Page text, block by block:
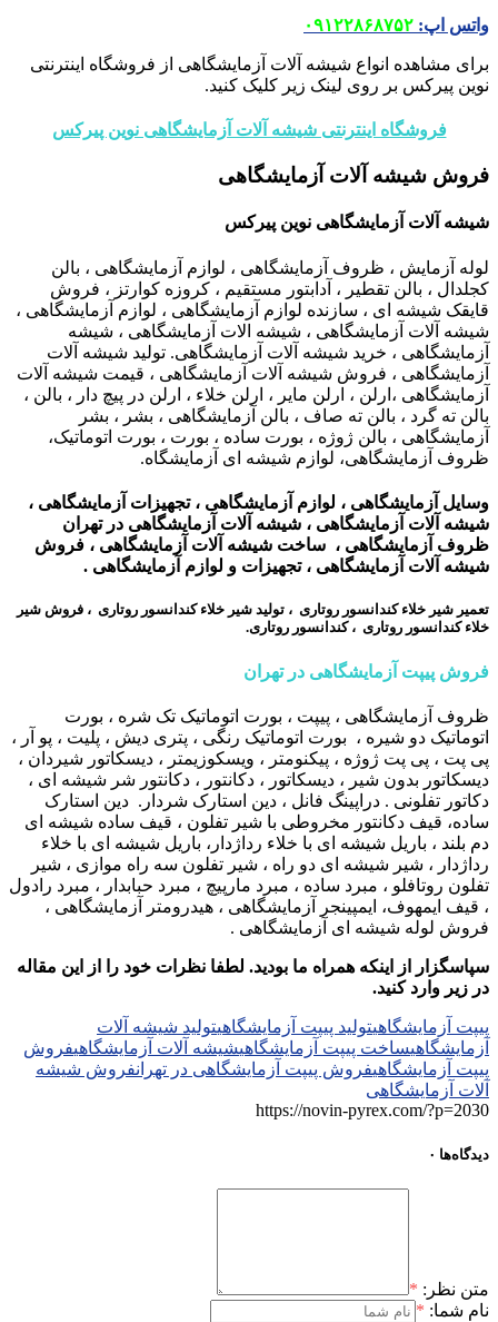
واتس اپ: ۰۹۱۲۲۸۶۸۷۵۲
برای مشاهده انواع شیشه آلات آزمایشگاهی از فروشگاه اینترنتی
نوین پیرکس بر روی لینک زیر کلیک کنید.
فروشگاه اینترنتی شیشه آلات آزمایشگاهی نوین پیرکس
فروش شیشه آلات آزمایشگاهی
شیشه آلات آزمایشگاهی نوین پیرکس
لوله آزمایش ، ظروف آزمایشگاهی ، لوازم آزمایشگاهی ، بالن
کجلدال ، بالن تقطیر ، آدابتور مستقیم ، کروزه کوارتز ، فروش
قایقک شیشه ای ، سازنده لوازم آزمایشگاهی ، لوازم آزمایشگاهی ،
شیشه آلات آزمایشگاهی ، شیشه الات آزمایشگاهی ، شیشه
آزمایشگاهی ، خرید شیشه آلات آزمایشگاهی. تولید شیشه آلات
آزمایشگاهی ، فروش شیشه آلات آزمایشگاهی ، قیمت شیشه آلات
آزمایشگاهی ،ارلن ، ارلن مایر ، ارلن خلاء ، ارلن در پیچ دار ، بالن ،
بالن ته گرد ، بالن ته صاف ، بالن آزمایشگاهی ، بشر ، بشر
آزمایشگاهی ، بالن ژوژه ، بورت ساده ، بورت ، بورت اتوماتیک،
ظروف آزمایشگاهی، لوازم شیشه ای آزمایشگاه.
وسایل آزمایشگاهی ، لوازم آزمایشگاهی ، تجهیزات آزمایشگاهی ،
شیشه آلات آزمایشگاهی ، شیشه آلات آزمایشگاهی در تهران
ظروف آزمایشگاهی ، ساخت شیشه آلات آزمایشگاهی ، فروش
شیشه آلات آزمایشگاهی ، تجهیزات و لوازم آزمایشگاهی .
تعمیر شیر خلاء کندانسور روتاری ، تولید شیر خلاء کندانسور روتاری ، فروش شیر
خلاء کندانسور روتاری ، کندانسور روتاری.
فروش پیپت آزمایشگاهی در تهران
ظروف آزمایشگاهی ، پیپت ، بورت اتوماتیک تک شره ، بورت
اتوماتیک دو شیره ، بورت اتوماتیک رنگی ، پتری دیش ، پلیت ، پو آر ،
پی پت ، پی پت ژوژه ، پیکنومتر ، ویسکوزیمتر ، دیسکاتور شیردان ،
دیسکاتور بدون شیر ، دیسکاتور ، دکانتور ، دکانتور شر شیشه ای ،
دکاتور تفلونی . دراپینگ فانل ، دین استارک شردار. دین استارک
ساده، قیف دکانتور مخروطی با شیر تفلون ، قیف ساده شیشه ای
دم بلند ، باریل شیشه ای با خلاء رداژدار، باریل شیشه ای با خلاء
رداژدار ، شیر شیشه ای دو راه ، شیر تفلون سه راه موازی ، شیر
تفلون روتافلو ، مبرد ساده ، مبرد مارپیچ ، مبرد حبابدار ، مبرد رادول
، قیف ایمهوف، ایمپینجر آزمایشگاهی ، هیدرومتر آزمایشگاهی ،
فروش لوله شیشه ای آزمایشگاهی .
سپاسگزار از اینکه همراه ما بودید. لطفا نظرات خود را از این مقاله
در زیر وارد کنید.
پیپت آزمایشگاهیتولید پیپت آزمایشگاهیتولید شیشه آلات
آزمایشگاهیساخت پیپت آزمایشگاهیشیشه آلات آزمایشگاهیفروش
پیپت آزمایشگاهیفروش پیپت آزمایشگاهی در تهرانفروش شیشه
آلات آزمایشگاهی
https://novin-pyrex.com/?p=2030
دیدگاه‌ها ۰
متن نظر: *
نام شما: *